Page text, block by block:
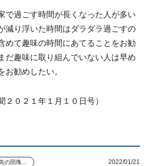
で過ごす時間が長くなった人が多い
減り浮いた時間はダラダラ過ごすの
めて趣味の時間にあてることをお勧
だ趣味に取り組んでいない人は早め
お勧めしたい。
２０２１年１月１０日号）
2022/01/21